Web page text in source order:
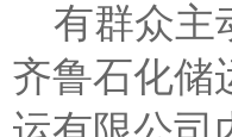
有群众主
齐鲁石化储